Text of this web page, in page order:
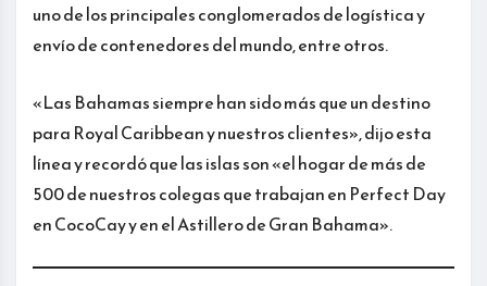
uno de los principales conglomerados de logística y
envío de contenedores del mundo, entre otros.
«Las Bahamas siempre han sido más que un destino
para Royal Caribbean y nuestros clientes», dijo esta
línea y recordó que las islas son «el hogar de más de
500 de nuestros colegas que trabajan en Perfect Day
en CocoCay y en el Astillero de Gran Bahama».